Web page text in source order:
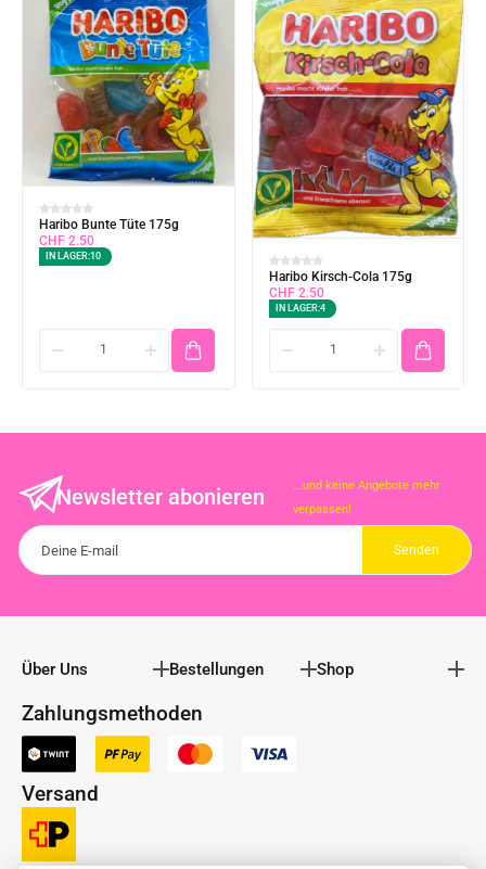
Haribo Bunte Tüte 175g
CHF 2.50
IN LAGER:10
Haribo Kirsch-Cola 175g
CHF2.50
IN LAGER:4
Newsletter abonieren
...und keine Angebote mehr
verpassen!
Über Uns Bestellungen Shop
Zahlungsmethoden
Versand